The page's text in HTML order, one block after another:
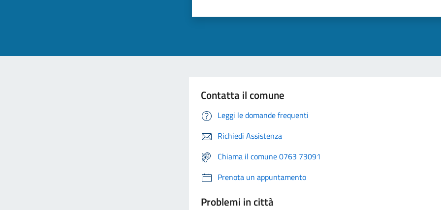
Contatta il comune
Leggi le domande frequenti
Richiedi Assistenza
Chiama il comune 0763 73091
Prenota un appuntamento
Problemi in città